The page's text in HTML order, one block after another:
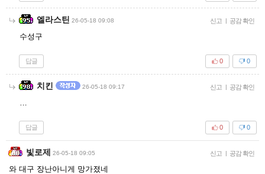
엘라스틴 26-05-18 09:08 신고 | 공감 확인
수성구
답글 0
0
치킨 26-05-18 09:17 신고 | 공감 확인
답글 0
0
빛로제 26-05-18 09:05 신고 | 공감 확인
와 대구 장난아니게 망가졌네